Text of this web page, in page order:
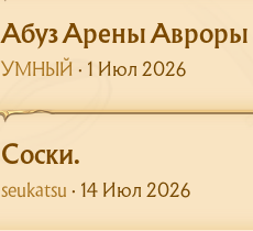
Абуз Арены Авроры
УМНЫЙ 1 Июл 2026
Соски.
seukatsu 14 Июл 2026